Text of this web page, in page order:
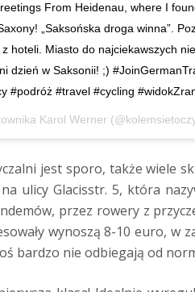
From Heidenau, where I
„Saksońska droga winna”.
hoteli. Miasto do najciekawszych
dzień w Saksonii! ;)
#podróż #travel #cycling
Karol Werner
jest sporo, także wiele
ulicy Glacisstr. 5, która
przez rowery z
wynoszą 8-10 euro, w
bardzo nie odbiegają od